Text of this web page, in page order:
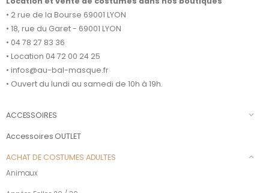
• 2 rue de la Bourse 69001 LYON
• 18, rue du Garet - 69001 LYON
• 04 78 27 83 36
• Location 04 72 00 24 25
• infos@au-bal-masque.fr
• Ouvert du lundi au samedi de 10h à 19h.
ACCESSOIRES
Accessoires OUTLET
ACHAT DE COSTUMES ADULTES
Animaux